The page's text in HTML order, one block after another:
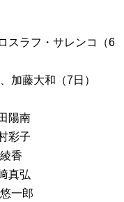
スラフ・サレンコ（6
加藤大和（7日）
陽南
彩子
香
真弘
一郎